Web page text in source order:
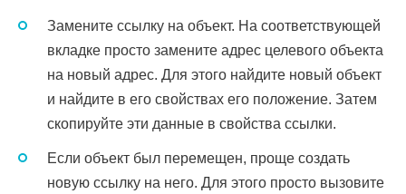
Замените ссылку на объект. На соответствующей
вкладке просто замените адрес целевого объекта
на новый адрес. Для этого найдите новый объект
и найдите в его свойствах его положение. Затем
скопируйте эти данные в свойства ссылки.
Если объект был перемещен, проще создать
новую ссылку на него. Для этого просто вызовите